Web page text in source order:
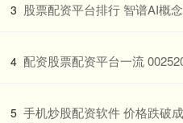
3 股票配资平台排行 智谱AI概
4 配资股票配资平台一流
5 手机炒股配资软件 价格跌破